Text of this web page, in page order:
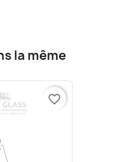
la même
favorite_border